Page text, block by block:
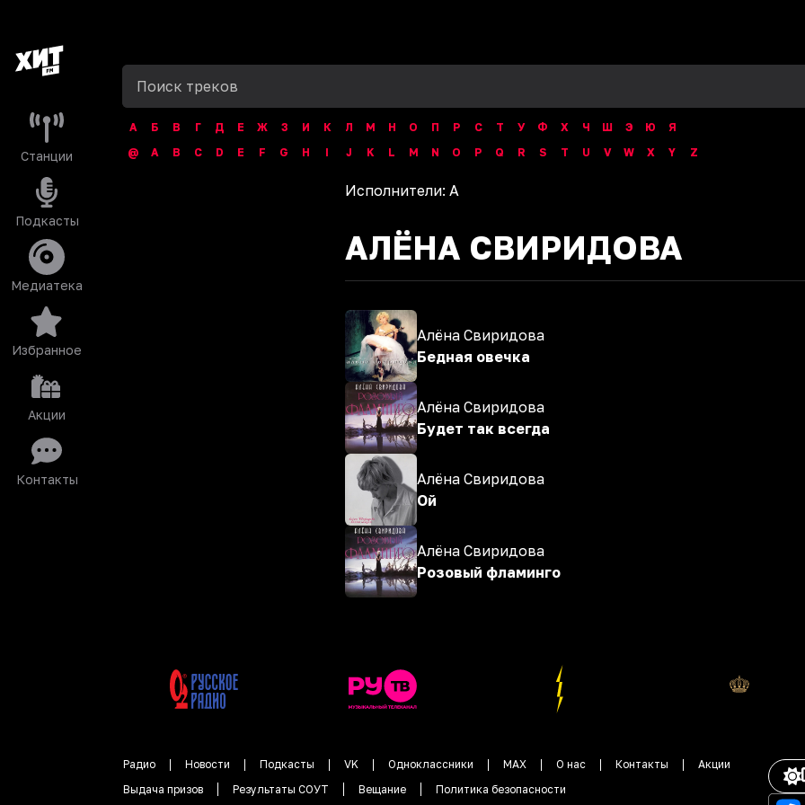
Станции
Подкасты
Медиатека
Избранное
Акции
Контакты
А Б В Г Д Е Ж З И К Л М Н О П Р С Т У Ф Х Ч Ш Э Ю
Я
@
A B C D E F G H I J K L M N O P Q R S T U V W X Y Z
Исполнители: А
АЛЁНА СВИРИДОВА
Алёна Свиридова
Бедная овечка
Алёна Свиридова
Будет так всегда
Алёна Свиридова
Ой
Алёна Свиридова
Розовый фламинго
Радио Новости Подкасты VK Одноклассники MAX О нас Контакты
Акции
Выдача призов
Результаты СОУТ Вещание Политика безопасности